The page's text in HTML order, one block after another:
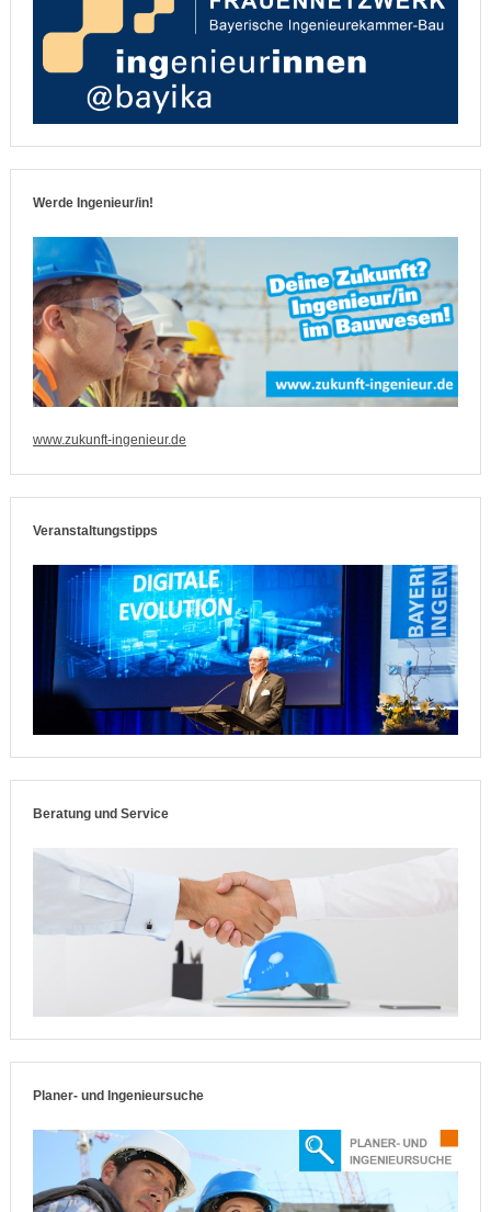
Werde Ingenieur/in!
www.zukunft-ingenieur.de
Veranstaltungstipps
Beratung und Service
Planer- und Ingenieursuche